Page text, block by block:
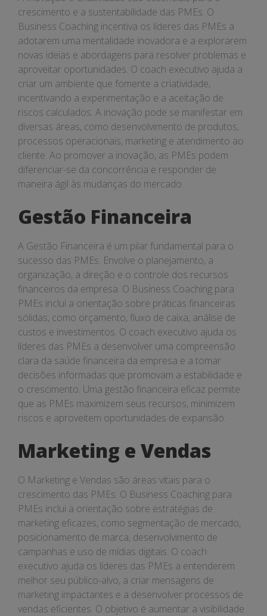
crescimento e a sustentabilidade das PMEs. O
Business Coaching incentiva os líderes das PMEs a
adotarem uma mentalidade inovadora e a explorarem
novas ideias e abordagens para resolver problemas e
aproveitar oportunidades. O coach executivo ajuda a
criar um ambiente que fomente a criatividade,
incentivando a experimentação e a aceitação de
riscos calculados. A inovação pode se manifestar em
diversas áreas, como desenvolvimento de produtos,
processos operacionais, marketing e atendimento ao
cliente. Ao promover a inovação, as PMEs podem
diferenciar-se da concorrência e responder de
maneira ágil às mudanças do mercado.
Gestão Financeira
A Gestão Financeira é um pilar fundamental para o
sucesso das PMEs. Envolve o planejamento, a
organização, a direção e o controle dos recursos
financeiros da empresa. O Business Coaching para
PMEs inclui a orientação sobre práticas financeiras
sólidas, como orçamento, fluxo de caixa, análise de
custos e investimentos. O coach executivo ajuda os
líderes das PMEs a desenvolver uma compreensão
clara da saúde financeira da empresa e a tomar
decisões informadas que promovam a estabilidade e
o crescimento. Uma gestão financeira eficaz permite
que as PMEs maximizem seus recursos, minimizem
riscos e aproveitem oportunidades de expansão.
Marketing e Vendas
O Marketing e Vendas são áreas vitais para o
crescimento das PMEs. O Business Coaching para
PMEs inclui a orientação sobre estratégias de
marketing eficazes, como segmentação de mercado,
posicionamento de marca, desenvolvimento de
campanhas e uso de mídias digitais. O coach
executivo ajuda os líderes das PMEs a entenderem
melhor seu público-alvo, a criar mensagens de
marketing impactantes e a desenvolver processos de
vendas eficientes. O objetivo é aumentar a visibilidade